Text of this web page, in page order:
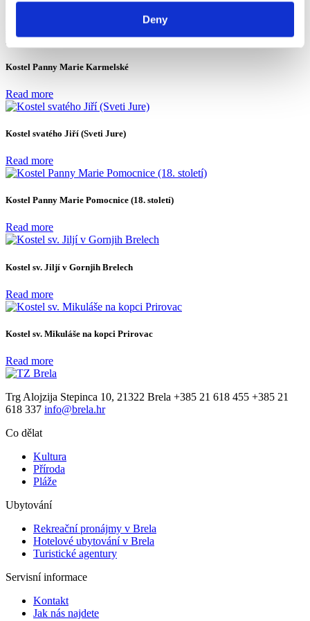
Deny
Kostel Panny Marie Karmelské
Read more
Kostel svatého Jiří (Sveti Jure)
Read more
Kostel Panny Marie Pomocnice (18. století)
Read more
Kostel sv. Jiljí v Gornjih Brelech
Read more
Kostel sv. Mikuláše na kopci Prirovac
Read more
Trg Alojzija Stepinca 10, 21322 Brela +385 21 618 455 +385 21
618 337 info@brela.hr
Co dělat
Kultura
Příroda
Pláže
Ubytování
Rekreační pronájmy v Brela
Hotelové ubytování v Brela
Turistické agentury
Servisní informace
Kontakt
Jak nás najdete